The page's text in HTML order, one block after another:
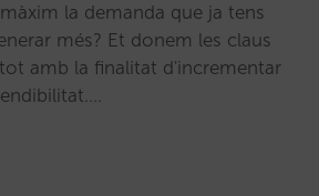
la demanda que ja tens
més? Et donem les claus
amb la finalitat d'incrementar